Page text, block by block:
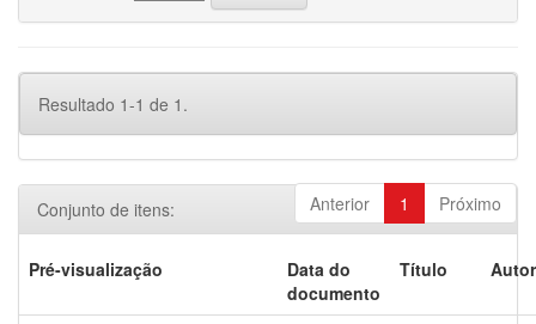
Resultado 1-1 de 1.
Anterior 1 Próximo
Conjunto de itens:
Pré-visualização
Data do
documento
Título